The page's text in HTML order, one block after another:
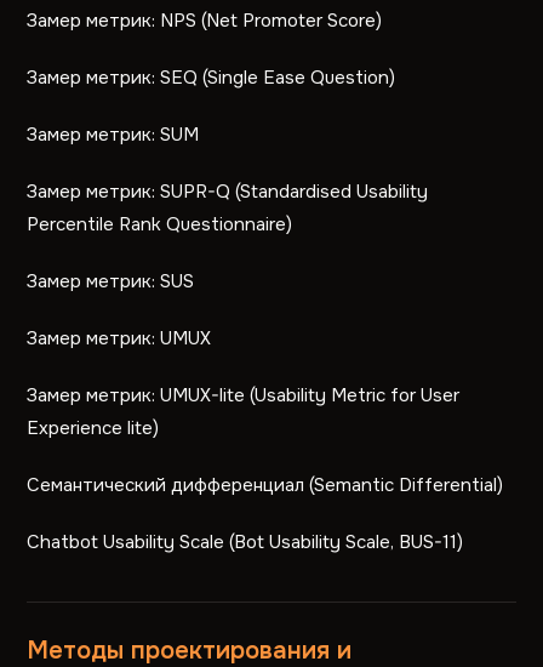
Замер метрик: NPS (Net Promoter Score)
Замер метрик: SEQ (Single Ease Question)
Замер метрик: SUM
Замер метрик: SUPR-Q (Standardised Usability
Percentile Rank Questionnaire)
Замер метрик: SUS
Замер метрик: UMUX
Замер метрик: UMUX-lite (Usability Metric for User
Experience lite)
Семантический дифференциал (Semantic Differential)
Chatbot Usability Scale (Bot Usability Scale, BUS-11)
Методы проектирования и